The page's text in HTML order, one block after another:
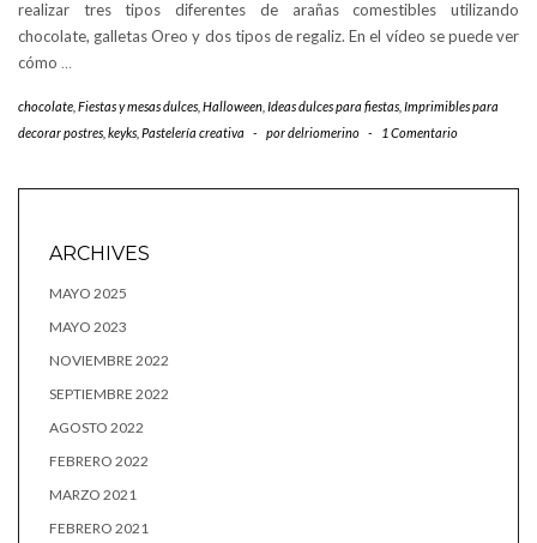
realizar tres tipos diferentes de arañas comestibles utilizando
chocolate, galletas Oreo y dos tipos de regaliz. En el vídeo se puede ver
cómo …
chocolate Fiestas y mesas dulces Halloween Ideas dulces para fiestas Imprimibles para
decorar postres keyks Pastelería creativa - pordelriomerino - 1 Comentario
ARCHIVES
MAYO 2025
MAYO 2023
NOVIEMBRE 2022
SEPTIEMBRE 2022
AGOSTO 2022
FEBRERO 2022
MARZO 2021
FEBRERO 2021